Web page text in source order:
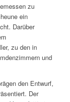
zu
ein
Darüber
zu den in
und
den Entwurf,
Der